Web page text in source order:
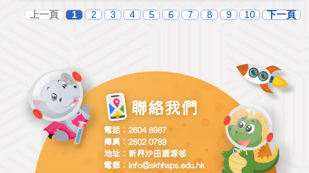
上一頁 1 2 3 4 5 6 7 8 9 10 下一頁